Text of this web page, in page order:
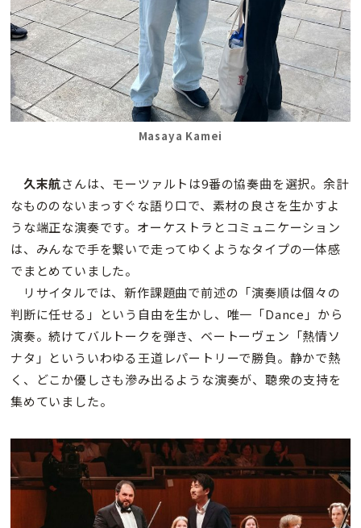
Masaya Kamei
久末航さんは、モーツァルトは9番の協奏曲を選択。余計
なもののないまっすぐな語り口で、素材の良さを生かすよ
うな端正な演奏です。オーケストラとコミュニケーション
は、みんなで手を繋いで走ってゆくようなタイプの一体感
でまとめていました。
リサイタルでは、新作課題曲で前述の「演奏順は個々の
判断に任せる」という自由を生かし、唯一「Dance」から
演奏。続けてバルトークを弾き、ベートーヴェン「熱情ソ
ナタ」といういわゆる王道レパートリーで勝負。静かで熱
く、どこか優しさも滲み出るような演奏が、聴衆の支持を
集めていました。